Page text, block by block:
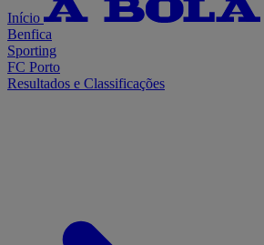
Início
Benfica
Sporting
FC Porto
Resultados e Classificações